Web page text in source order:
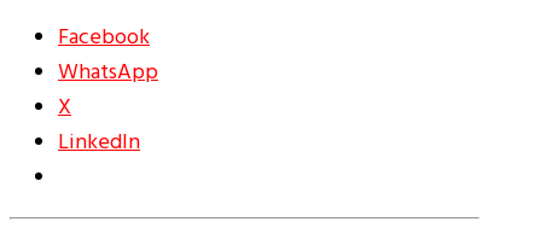
Facebook
WhatsApp
X
LinkedIn